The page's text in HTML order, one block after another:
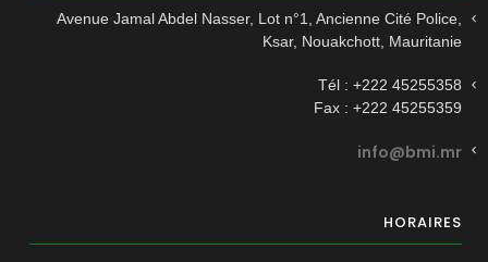
Avenue Jamal Abdel Nasser, Lot n°1, Ancienne Cité Police,
Ksar, Nouakchott, Mauritanie
Tél : +222 45255358
Fax : +222 45255359
info@bmi.mr
HORAIRES